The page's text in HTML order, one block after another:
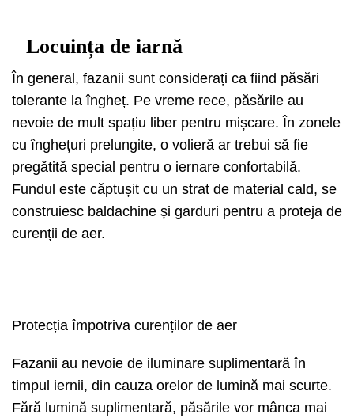
Locuința de iarnă
În general, fazanii sunt considerați ca fiind păsări
tolerante la îngheț. Pe vreme rece, păsările au
nevoie de mult spațiu liber pentru mișcare. În zonele
cu înghețuri prelungite, o volieră ar trebui să fie
pregătită special pentru o iernare confortabilă.
Fundul este căptușit cu un strat de material cald, se
construiesc baldachine și garduri pentru a proteja de
curenții de aer.
Protecția împotriva curenților de aer
Fazanii au nevoie de iluminare suplimentară în
timpul iernii, din cauza orelor de lumină mai scurte.
Fără lumină suplimentară, păsările vor mânca mai